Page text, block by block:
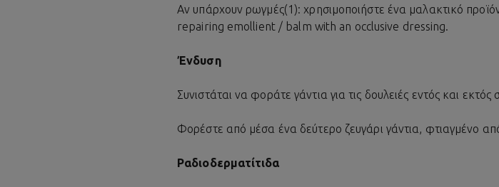
Αν υπάρχουν ρωγμές(1): χρησιμοποιήστε ένα μαλακτικό
repairing emollient / balm with an occlusive dressing.
Ένδυση
Συνιστάται να φοράτε γάντια για τις δουλειές εντός και εκτός
Φορέστε από μέσα ένα δεύτερο ζευγάρι γάντια, φτιαγμένο
Ραδιοδερματίτιδα